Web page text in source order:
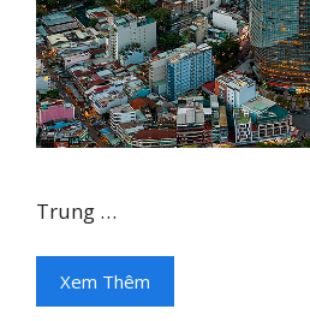
Trung …
Xem Thêm